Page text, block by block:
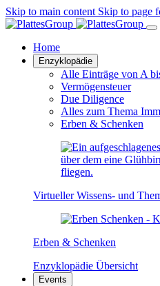
Skip to main content Skip to page
Home
Enzyklopädie
Alle Einträge von A
Vermögensteuer
Due Diligence
Alles zum Thema
Erben & Schenken
Virtueller Wissens- und
Erben & Schenken
Enzyklopädie Übersicht
Events